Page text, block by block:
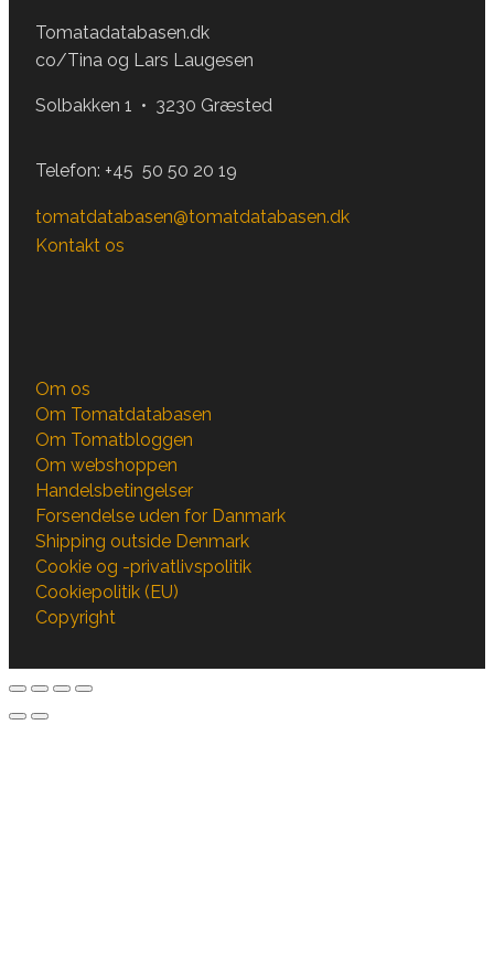
Tomatadatabasen.dk
co/Tina og Lars Laugesen
Solbakken 1 • 3230 Græsted
Telefon: +45 50 50 20 19
tomatdatabasen@tomatdatabasen.dk
Kontakt os
Om os
Om Tomatdatabasen
Om Tomatbloggen
Om webshoppen
Handelsbetingelser
Forsendelse uden for Danmark
Shipping outside Denmark
Cookie og -privatlivspolitik
Cookiepolitik (EU)
Copyright